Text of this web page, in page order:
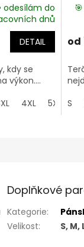
• odesílám do
dnů
DETAIL
kdy se
výkon....
4XL 5XL
od
S
Doplňkové
Kategorie:
Velikost: S, M,